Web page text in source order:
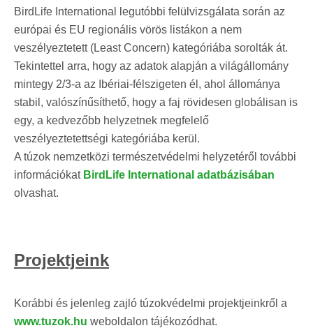
BirdLife International legutóbbi felülvizsgálata során az
európai és EU regionális vörös listákon a nem
veszélyeztetett (Least Concern) kategóriába sorolták át.
Tekintettel arra, hogy az adatok alapján a világállomány
mintegy 2/3-a az Ibériai-félszigeten él, ahol állománya
stabil, valószínűsíthető, hogy a faj rövidesen globálisan is
egy, a kedvezőbb helyzetnek megfelelő
veszélyeztetettségi kategóriába kerül.
A túzok nemzetközi természetvédelmi helyzetéről további
információkat BirdLife International adatbázisában
olvashat.
Projektjeink
Korábbi és jelenleg zajló túzokvédelmi projektjeinkről a
www.tuzok.hu weboldalon tájékozódhat.